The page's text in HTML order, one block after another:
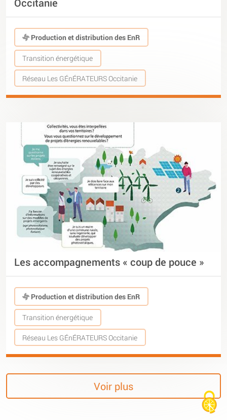
Production et distribution des EnR
Transition énergétique
Réseau Les GÉnÉRATEURS Occitanie
Les accompagnements « coup de pouce »
Production et distribution des EnR
Transition énergétique
Réseau Les GÉnÉRATEURS Occitanie
Voir plus